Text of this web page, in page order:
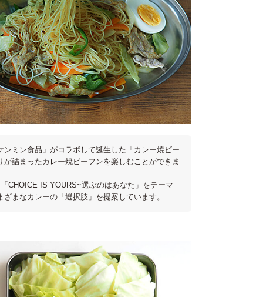
ミン食品」がコラボして誕生した「カレー焼ビー
詰まったカレー焼ビーフンを楽しむことができま
CHOICE IS YOURS~選ぶのはあなた」をテーマ
まなカレーの「選択肢」を提案しています。